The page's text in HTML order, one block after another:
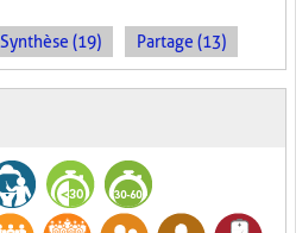
Synthèse (19) Partage (13)